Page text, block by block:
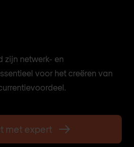
zijn netwerk- en
voor het creëren van
met expert